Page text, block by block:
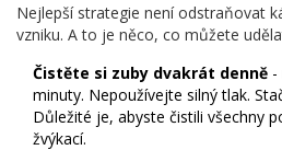
Nejlepší strategie není odstraňovat
vzniku. A to je něco, co můžete
Čistěte si zuby dvakrát denně -
minuty. Nepoužívejte silný tlak.
Důležité je, abyste čistili všechny
žvýkací.